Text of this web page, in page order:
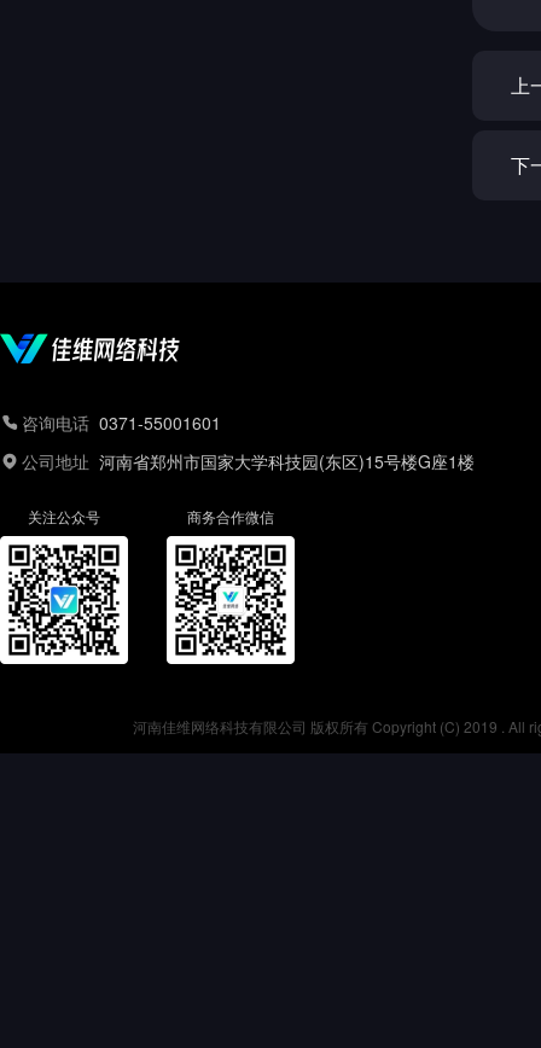
上
下
咨询电话 0371-55001601
公司地址 河南省郑州市国家大学科技园(东区)15号楼G座1楼
关注公众号 商务合作微信
河南佳维网络科技有限公司 版权所有 Copyright (C) 2019 . All